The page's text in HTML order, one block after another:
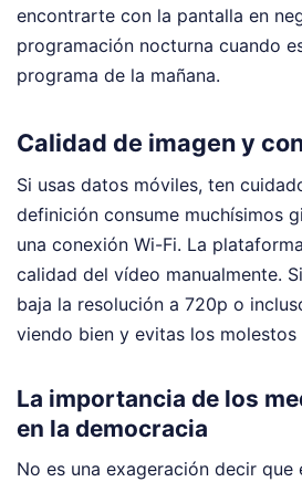
encontrarte con la pantalla en
programación nocturna cuando
programa de la mañana.
Calidad de imagen y
Si usas datos móviles, ten
definición consume muchísimos
una conexión Wi-Fi. La
calidad del vídeo manualmente.
baja la resolución a 720p o
viendo bien y evitas los molestos
La importancia de los
en la democracia
No es una exageración decir que